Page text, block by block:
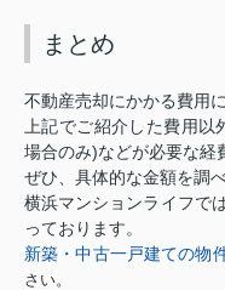
まとめ
不動産売却にかかる費用
上記でご紹介した費用
場合のみ)などが必要な経
ぜひ、具体的な金額を調
横浜マンションライフで
っております。
新築・中古一戸建ての物
さい。